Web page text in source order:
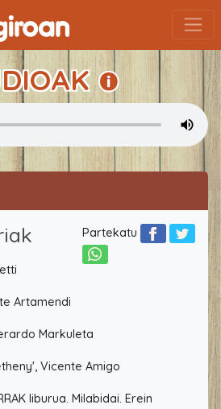
Partekatu
Artamendi
Markuleta
Vicente Amigo
liburua. Milabidai. Erein